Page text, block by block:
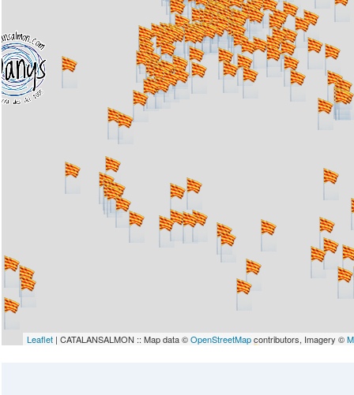
Leaflet | CATALANSALMON :: Map data ©OpenStreetMapcontributors, Imagery ©